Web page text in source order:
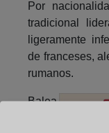
Por
tradicional
ligeramente
de franceses,
rumanos.
Balea